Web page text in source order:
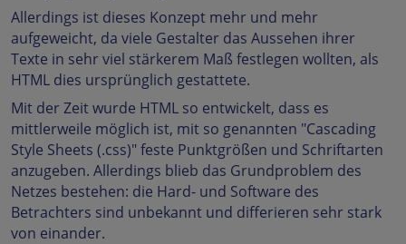
Allerdings ist dieses Konzept mehr und mehr
aufgeweicht, da viele Gestalter das Aussehen ihrer
Texte in sehr viel stärkerem Maß festlegen wollten, als
HTML dies ursprünglich gestattete.
Mit der Zeit wurde HTML so entwickelt, dass es
mittlerweile möglich ist, mit so genannten "Cascading
Style Sheets (.css)" feste Punktgrößen und Schriftarten
anzugeben. Allerdings blieb das Grundproblem des
Netzes bestehen: die Hard- und Software des
Betrachters sind unbekannt und differieren sehr stark
von einander.